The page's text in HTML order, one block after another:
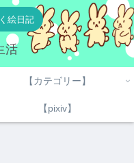
絵日記
活
【カテゴリー】
【pixiv】